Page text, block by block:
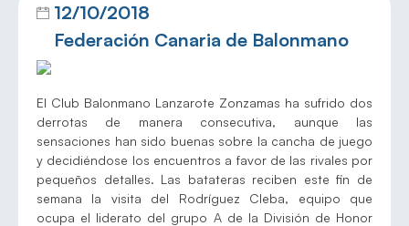
12/10/2018
Federación Canaria de Balonmano
El Club Balonmano Lanzarote Zonzamas ha sufrido dos
derrotas de manera consecutiva, aunque las
sensaciones han sido buenas sobre la cancha de juego
y decidiéndose los encuentros a favor de las rivales por
pequeños detalles. Las batateras reciben este fin de
semana la visita del Rodríguez Cleba, equipo que
ocupa el liderato del grupo A de la División de Honor